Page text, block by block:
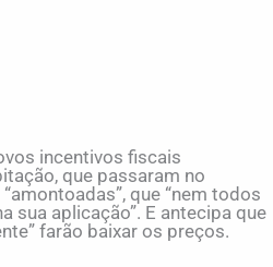
incentivos fiscais
que passaram no
que “nem todos
sua aplicação”. E antecipa que
farão baixar os preços.